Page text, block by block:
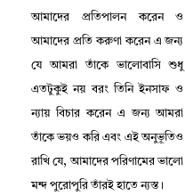
আমাদের প্রতিপালন করেন ও
আমাদের প্রতি করুণা করেন এ জন্য
যে আমরা তাঁকে ভালোবাসি শুধু
এতটুকুই নয় বরং তিনি ইনসাফ ও
ন্যায় বিচার করেন এ জন্য আমরা
তাঁকে ভয়ও করি এবং এই অনুভূতিও
রাখি যে,আমাদের পরিণামের ভালো
মন্দ পুরোপুরি তাঁরই হাতে ন্যস্ত।